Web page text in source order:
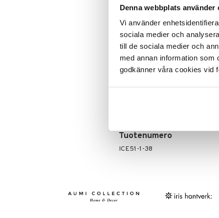
Denna webbplats använder
Vi använder
sociala medier och
till de sociala medier och
med annan information som
godkänner våra cookies vid
Näe
Tuotetieto
Lord Nelsonin Victoria-tyynyliina
päälle ommeltu kauniisti
Tuotenumero
ICE51-1-38